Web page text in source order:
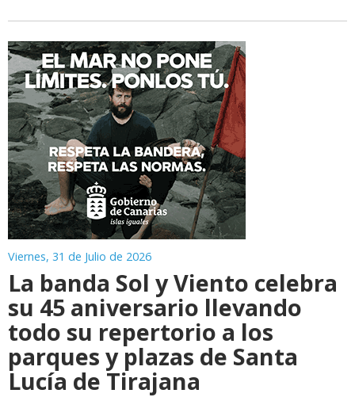
Viernes, 31 de Julio de 2026
La banda Sol y Viento celebra
su 45 aniversario llevando
todo su repertorio a los
parques y plazas de Santa
Lucía de Tirajana